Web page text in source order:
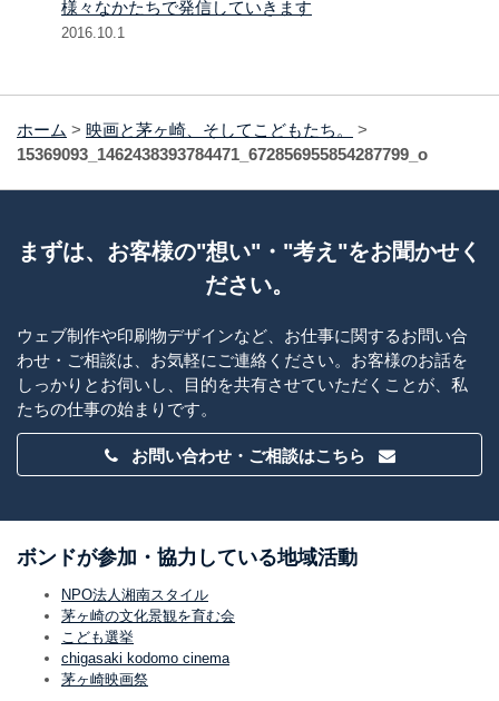
様々なかたちで発信していきます
2016.10.1
ホーム > 映画と茅ヶ崎、そしてこどもたち。
>
15369093_1462438393784471_672856955854287799_o
まずは、お客様の"想い"・"考え"をお聞かせく
ださい。
ウェブ制作や印刷物デザインなど、お仕事に関するお問い合
わせ・ご相談は、お気軽にご連絡ください。お客様のお話を
しっかりとお伺いし、目的を共有させていただくことが、私
たちの仕事の始まりです。
お問い合わせ・ご相談はこちら
ボンドが参加・協力している地域活動
NPO法人湘南スタイル
茅ヶ崎の文化景観を育む会
こども選挙
chigasaki kodomo cinema
茅ヶ崎映画祭